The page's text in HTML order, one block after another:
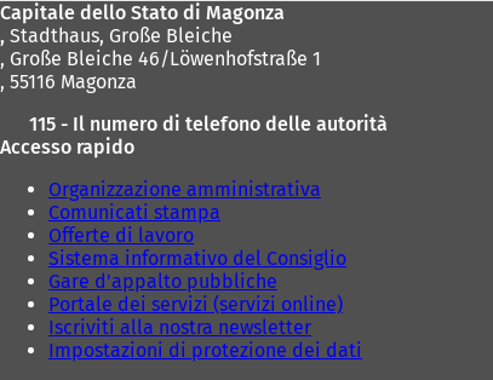
Capitale dello Stato di Magonza
, Stadthaus, Große Bleiche
, Große Bleiche 46/Löwenhofstraße 1
, 55116 Magonza
115 - Il numero di telefono delle autorità
Accesso rapido
Organizzazione amministrativa
Comunicati stampa
Offerte di lavoro
Sistema informativo del Consiglio
Gare d'appalto pubbliche
Portale dei servizi (servizi online)
Iscriviti alla nostra newsletter
Impostazioni di protezione dei dati